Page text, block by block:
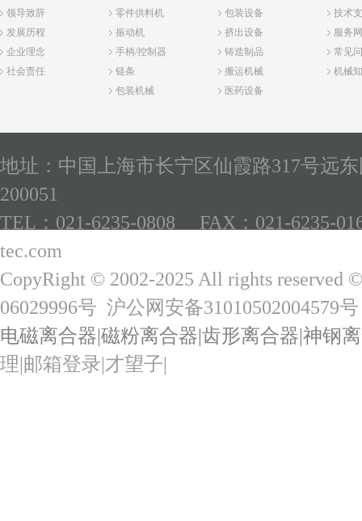
领导致辞
发展历程
企业理念
社会责任
零件供料机
振动机
手柄/控制器
链条
包装机械
包装设备
挤出设备
铸造制品
搬运机械
医药设备
技术
服务
常见
机械
地址：中国上海市长宁区仙霞路317号远
200051
TEL：021-6235-0808 FAX：021-6235-
tec.com
CopyRight © 2002-2025 All rights reserved ©
06029996号 沪公网安备31010502004579号
电磁离合器|磁粉离合器|齿形离合器|神钢
理|邮箱登录|才望子|